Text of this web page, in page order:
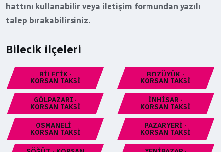
hattını kullanabilir veya iletişim formundan yazılı
talep bırakabilirsiniz.
Bilecik ilçeleri
BILECIK ·
KORSAN TAKSI
BOZÜYÜK ·
KORSAN TAKSI
GÖLPAZARI ·
KORSAN TAKSI
İNHISAR ·
KORSAN TAKSI
OSMANELI ·
KORSAN TAKSI
PAZARYERI ·
KORSAN TAKSI